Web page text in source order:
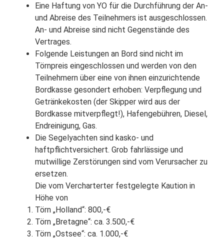
Eine Haftung von YO für die Durchführung der An-
und Abreise des Teilnehmers ist ausgeschlossen.
An- und Abreise sind nicht Gegenstände des
Vertrages.
Folgende Leistungen an Bord sind nicht im
Törnpreis eingeschlossen und werden von den
Teilnehmern über eine von ihnen einzurichtende
Bordkasse gesondert erhoben: Verpflegung und
Getränkekosten (der Skipper wird aus der
Bordkasse mitverpflegt!), Hafengebühren, Diesel,
Endreinigung, Gas.
Die Segelyachten sind kasko- und
haftpflichtversichert. Grob fahrlässige und
mutwillige Zerstörungen sind vom Verursacher zu
ersetzen.
Die vom Vercharterter festgelegte Kaution in
Höhe von
Törn „Holland“: 800,-€
Törn „Bretagne“: ca. 3.500,-€
Törn „Ostsee“: ca. 1.000,-€